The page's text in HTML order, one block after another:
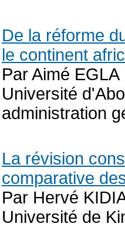
De la réforme
le continent
Par Aimé EGLA
Université
administration
La révision
comparative
Par Hervé
Université de